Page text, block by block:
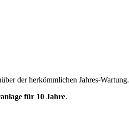
der herkömmlichen Jahres-Wartung.
für 10 Jahre.